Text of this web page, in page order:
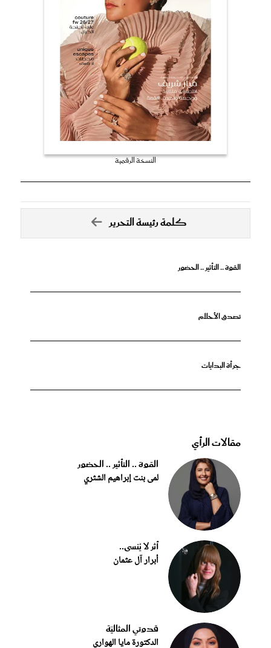
النسخة الرقمية
كلمة رئيسة التحرير
القوة .. التأثير .. الحضور
تصدق الأحلام
جرأة البدايات
مقالات الرأي
القوة .. التأثير .. الحضور
لمى بنت إبراهيم الشثري
أثر لا يُنسى..
أبرار آل عثمان
قدوتي المثاليّة
الدكتورة مايا الهواري